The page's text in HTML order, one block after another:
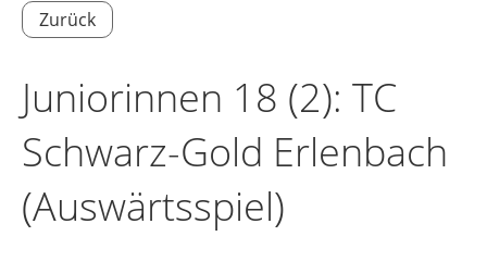
Zurück
Juniorinnen 18 (2): TC
Schwarz-Gold Erlenbach
(Auswärtsspiel)